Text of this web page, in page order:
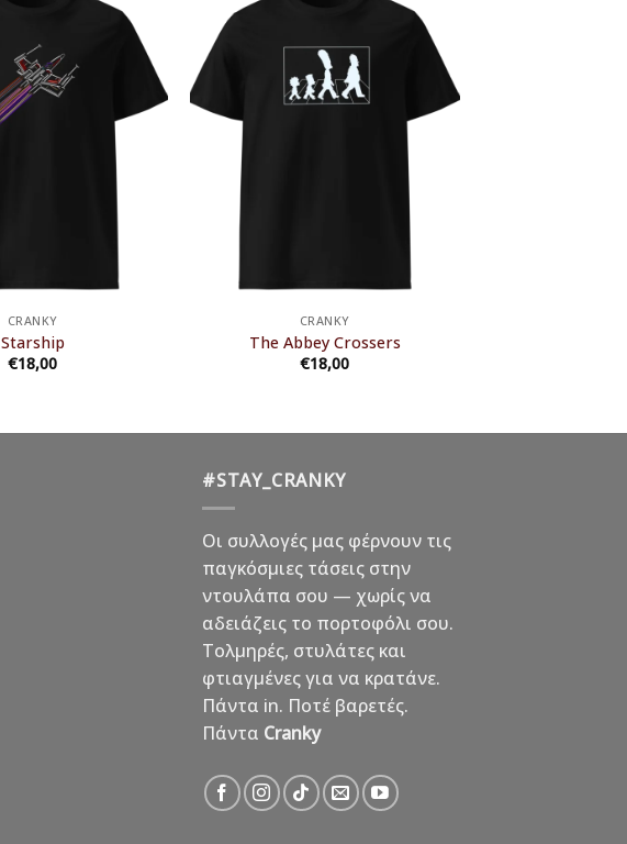
CRANKY
Starship
€18,00
CRANKY
The Abbey Crossers
€18,00
#STAY_CRANKY
Οι συλλογές μας φέρνουν τις
παγκόσμιες τάσεις στην
ντουλάπα σου — χωρίς να
αδειάζεις το πορτοφόλι σου.
Τολμηρές, στυλάτες και
φτιαγμένες για να κρατάνε.
Πάντα in. Ποτέ βαρετές.
Πάντα Cranky